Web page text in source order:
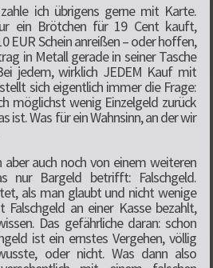
ich übrigens gerne mit Karte.
ein Brötchen für 19 Cent kauft,
EUR Schein anreißen – oder hoffen,
in Metall gerade in seiner Tasche
jedem, wirklich JEDEM Kauf mit
sich eigentlich immer die Frage:
möglichst wenig Einzelgeld zurück
ist. Was für ein Wahnsinn, an der wir
auch noch von einem weiteren
nur Bargeld betrifft: Falschgeld.
als man glaubt und nicht wenige
an einer Kasse bezahlt,
Das gefährliche daran: schon
ist ein ernstes Vergehen, völlig
oder nicht. Was dann also